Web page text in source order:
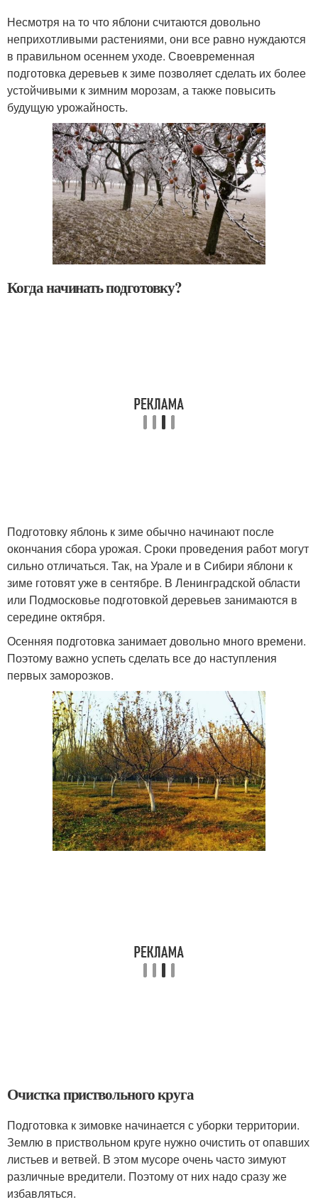
Несмотря на то что яблони считаются довольно
неприхотливыми растениями, они все равно нуждаются
в правильном осеннем уходе. Своевременная
подготовка деревьев к зиме позволяет сделать их более
устойчивыми к зимним морозам, а также повысить
будущую урожайность.
Когда начинать подготовку?
Подготовку яблонь к зиме обычно начинают после
окончания сбора урожая. Сроки проведения работ могут
сильно отличаться. Так, на Урале и в Сибири яблони к
зиме готовят уже в сентябре. В Ленинградской области
или Подмосковье подготовкой деревьев занимаются в
середине октября.
Осенняя подготовка занимает довольно много времени.
Поэтому важно успеть сделать все до наступления
первых заморозков.
Очистка приствольного круга
Подготовка к зимовке начинается с уборки территории.
Землю в приствольном круге нужно очистить от опавших
листьев и ветвей. В этом мусоре очень часто зимуют
различные вредители. Поэтому от них надо сразу же
избавляться.